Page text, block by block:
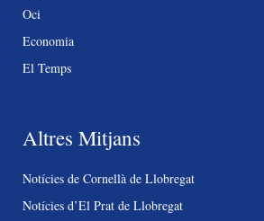
Oci
Economia
El Temps
Altres Mitjans
Notícies de Cornellà de Llobregat
Notícies d’El Prat de Llobregat